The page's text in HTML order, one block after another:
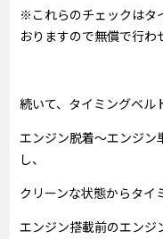
※これらのチェックはタ
おりますので無償で行わ
続いて、タイミングベル
エンジン脱着～エンジン
し、
クリーンな状態からタイ
エンジン搭載前のエンジ